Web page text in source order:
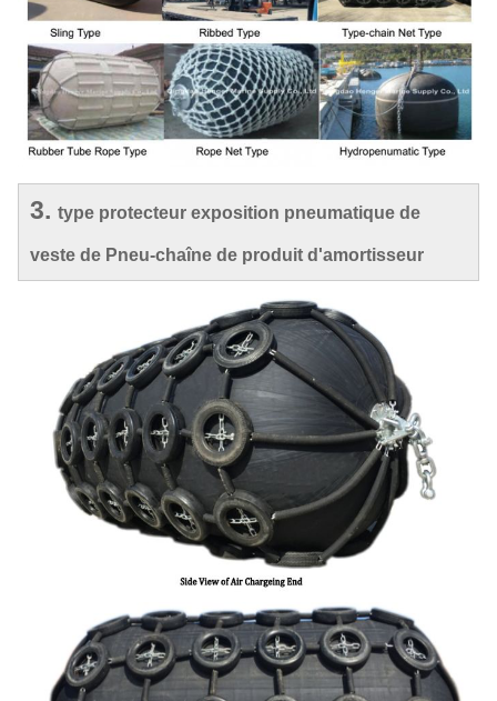
3. type protecteur exposition pneumatique de
veste de Pneu-chaîne de produit d'amortisseur